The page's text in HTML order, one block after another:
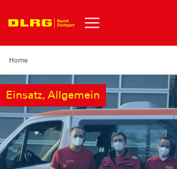
Home
Einsatz, Allgemein